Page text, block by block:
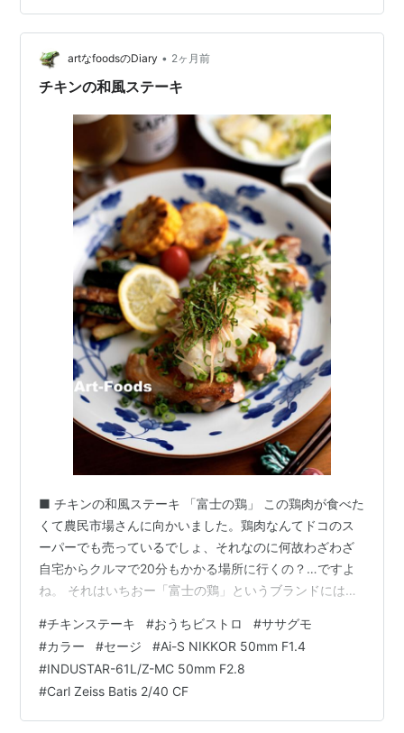
食品を輸入販売しているのね。 米国産 冷凍フライドフィ
ッシュ小振りで…
artなfoodsのDiary • 2ヶ月前
チキンの和風ステーキ
■ チキンの和風ステーキ 「富士の鶏」 この鶏肉が食べた
くて農民市場さんに向かいました。鶏肉なんてドコのス
ーパーでも売っているでしょ、それなのに何故わざわざ
自宅からクルマで20分もかかる場所に行くの？…ですよ
ね。 それはいちおー「富士の鶏」というブランドにはな
な品種でもないフツーのブロイラーなのにとても美味し
いのは、やはり朝霧高原の水の良さと飼料の質、そして
鶏の飼育にストレスを与えない工夫を施しているからな
のでありまして、ヘタな銘柄鶏よりも美味いのではない
かと思うほど優秀なのですよ。 青木養鶏場の鶏腿肉スパ
#チキンステーキ #おうちビストロ #ササグモ
#カラー #セージ #Ai-S NIKKOR 50mm F1.4
#INDUSTAR-61L/Z-MC 50mm F2.8
#Carl Zeiss Batis 2/40 CF